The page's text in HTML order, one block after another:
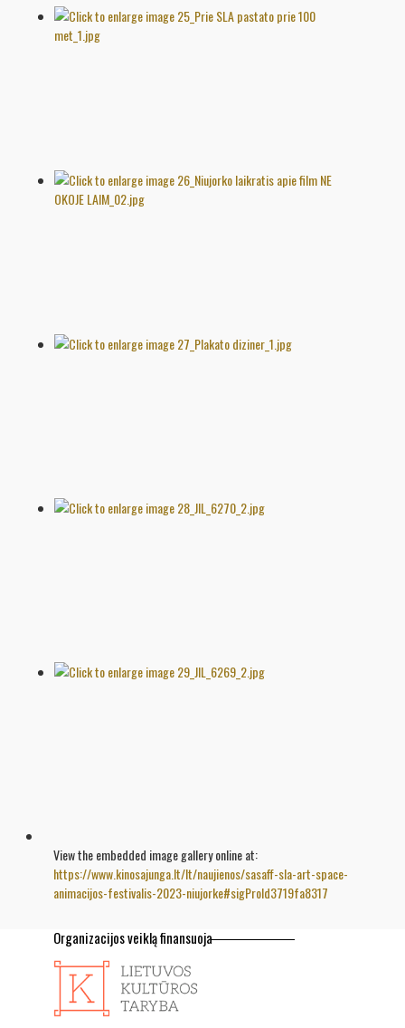
View the embedded image gallery online at:
https://www.kinosajunga.lt/lt/naujienos/sasaff-sla-art-space-
animacijos-festivalis-2023-niujorke#sigProId3719fa8317
Organizacijos veiklą finansuoja